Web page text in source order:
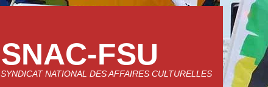
SNAC-FSU
SYNDICAT NATIONAL DES AFFAIRES CULTURELLES